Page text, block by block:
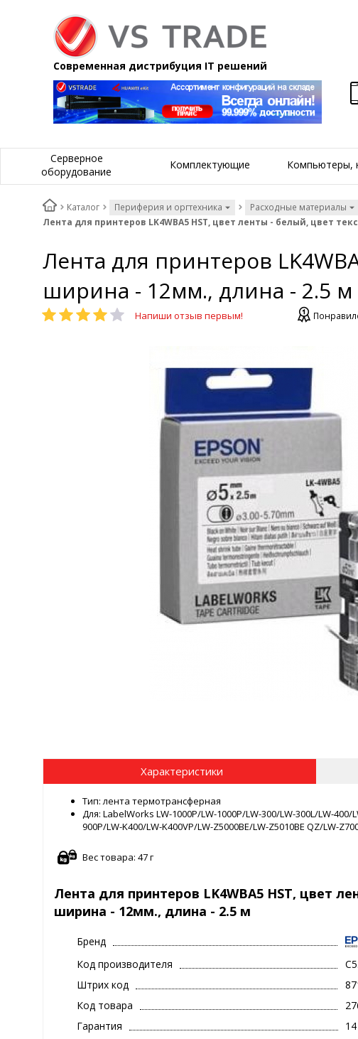
Современная дистрибуция IT решений
Серверное
оборудование
Комплектующие Компьютеры,
Каталог Периферия и оргтехника Расходные материалы
Лента для принтеров LK4WBA5 HST, цвет ленты - белый, цвет
Лента для принтеров
ширина - 12мм., длина - 2.5 м
Напиши отзыв первым!
Характеристики
Тип: лента термотрансферная
Для: LabelWorks LW-1000P/LW-1000P/LW-300/LW-300L/LW-400/
900P/LW-K400/LW-K400VP/LW-Z5000BE/LW-Z5010BE QZ/LW-
Вес товара: 47 г
Лента для принтеров LK4WBA5 HST, цвет
ширина - 12мм., длина - 2.5 м
Бренд
Код производителя
Штрих код
Код товара
Гарантия